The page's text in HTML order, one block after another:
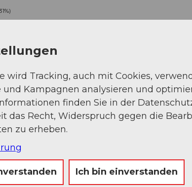
Nov
wird Tracking, auch mit Cookies,
Kampagnen analysieren und
finden Sie in der
das Recht, Widerspruch gegen die
zu erheben.
Ich bin einverstanden